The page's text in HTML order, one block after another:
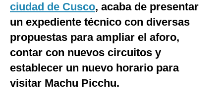
EEUU
México
España
Internacional
Tecnología
ciudad de Cusco, acaba de presentar
un expediente técnico con diversas
propuestas para ampliar el aforo,
contar con nuevos circuitos y
establecer un nuevo horario para
visitar Machu Picchu.